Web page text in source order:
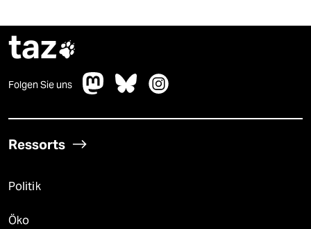
taz
Folgen Sie uns
Ressorts
Politik
Öko